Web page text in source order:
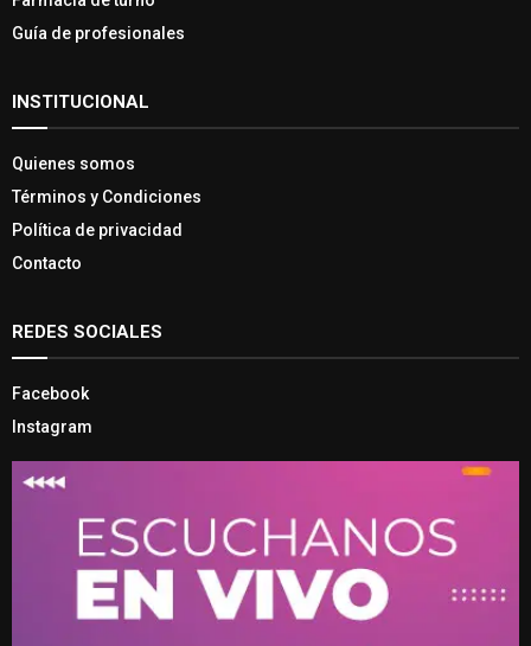
Guía de profesionales
INSTITUCIONAL
Quienes somos
Términos y Condiciones
Política de privacidad
Contacto
REDES SOCIALES
Facebook
Instagram